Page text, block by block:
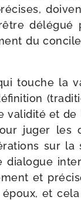
délé­gué
du
touche la
vali­di­té et
juger
sur
dia­logue
et
et